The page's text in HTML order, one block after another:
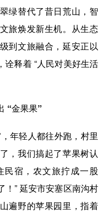
青海 宁夏
黑龙江
绿替代了昔日荒山，智
旅焕发新生机。从生态
到文旅融合，延安正以
诠释着 “人民对美好生活
“金果果”
年轻人都往外跑，村里
，我们搞起了苹果树认
民宿，农文旅拧成一股
！” 延安市安塞区南沟村
遍野的苹果园里，指着